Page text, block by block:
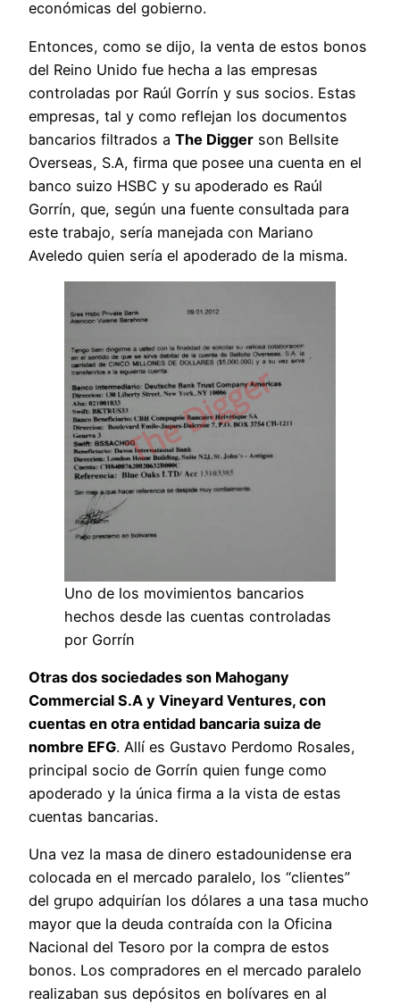
económicas del gobierno.
Entonces, como se dijo, la venta de estos bonos
del Reino Unido fue hecha a las empresas
controladas por Raúl Gorrín y sus socios. Estas
empresas, tal y como reflejan los documentos
bancarios filtrados a The Digger son Bellsite
Overseas, S.A, firma que posee una cuenta en el
banco suizo HSBC y su apoderado es Raúl
Gorrín, que, según una fuente consultada para
este trabajo, sería manejada con Mariano
Aveledo quien sería el apoderado de la misma.
Uno de los movimientos bancarios
hechos desde las cuentas controladas
por Gorrín
Otras dos sociedades son Mahogany
Commercial S.A y Vineyard Ventures, con
cuentas en otra entidad bancaria suiza de
nombre EFG. Allí es Gustavo Perdomo Rosales,
principal socio de Gorrín quien funge como
apoderado y la única firma a la vista de estas
cuentas bancarias.
Una vez la masa de dinero estadounidense era
colocada en el mercado paralelo, los “clientes”
del grupo adquirían los dólares a una tasa mucho
mayor que la deuda contraída con la Oficina
Nacional del Tesoro por la compra de estos
bonos. Los compradores en el mercado paralelo
realizaban sus depósitos en bolívares en al